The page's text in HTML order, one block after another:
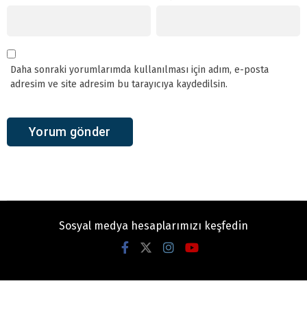
Daha sonraki yorumlarımda kullanılması için adım, e-posta
adresim ve site adresim bu tarayıcıya kaydedilsin.
Sosyal medya hesaplarımızı keşfedin